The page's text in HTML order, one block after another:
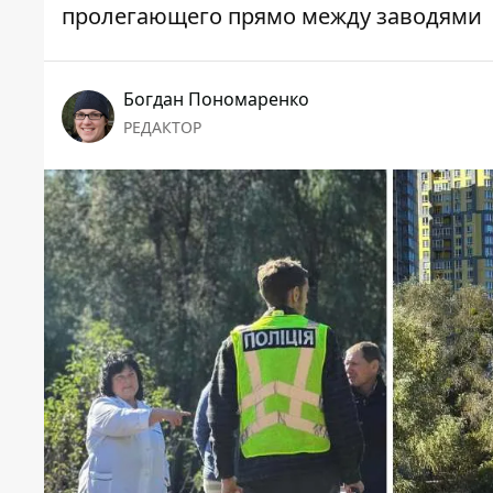
пролегающего прямо между заводями
Богдан Пономаренко
РЕДАКТОР